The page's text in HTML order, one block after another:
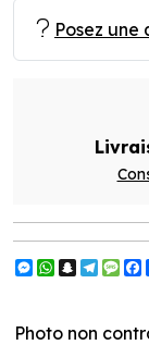
Posez une
Messenger
WhatsApp
Photo non